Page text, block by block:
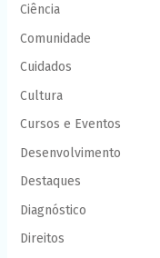
Ciência
Comunidade
Cuidados
Cultura
Cursos e Eventos
Desenvolvimento
Destaques
Diagnóstico
Direitos